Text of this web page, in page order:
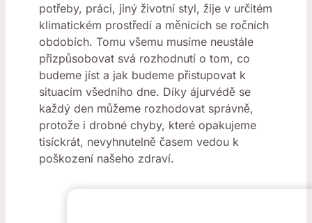
potřeby, práci, jiný životní styl, žije v určitém
klimatickém prostředí a měnících se ročních
obdobích. Tomu všemu musíme neustále
přizpůsobovat svá rozhodnutí o tom, co
budeme jíst a jak budeme přistupovat k
situacím všedního dne. Díky ájurvédě se
každý den můžeme rozhodovat správně,
protože i drobné chyby, které opakujeme
tisíckrát, nevyhnutelně časem vedou k
poškození našeho zdraví.